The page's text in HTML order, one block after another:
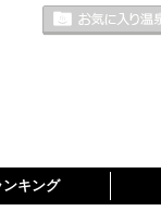
ンキング